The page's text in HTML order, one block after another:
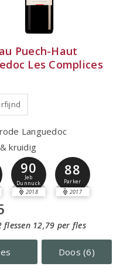
Puech-Haut
Les Complices
Languedoc
kruidig
90
Jeb
Dunnuck
2018
88
Parker
2017
flessen 12,79 per fles
Doos (6)